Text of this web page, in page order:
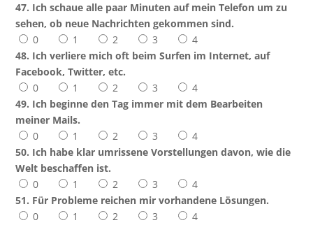
47. Ich schaue alle paar Minuten auf mein Telefon um zu
sehen, ob neue Nachrichten gekommen sind.
0
1 2 3
4
48. Ich verliere mich oft beim Surfen im Internet, auf
Facebook, Twitter, etc.
0
1 2 3
4
49. Ich beginne den Tag immer mit dem Bearbeiten
meiner Mails.
0
1 2 3
4
50. Ich habe klar umrissene Vorstellungen davon, wie die
Welt beschaffen ist.
0
1 2 3
4
51. Für Probleme reichen mir vorhandene Lösungen.
0
1 2 3
4